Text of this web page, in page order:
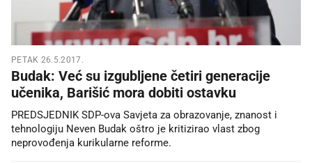
PETAK 26.5.2017.
Budak: Već su izgubljene četiri generacije
učenika, Barišić mora dobiti ostavku
PREDSJEDNIK SDP-ova Savjeta za obrazovanje, znanost i
tehnologiju Neven Budak oštro je kritizirao vlast zbog
neprovođenja kurikularne reforme.